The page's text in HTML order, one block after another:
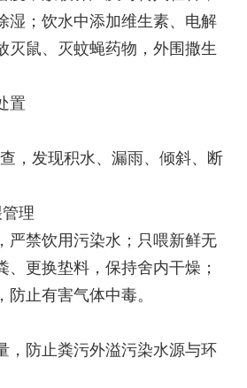
湿；饮水中添加维生素、电解
灭鼠、灭蚊蝇药物，外围撒生
置
发现积水、漏雨、倾斜、断
理
禁饮用污染水；只喂新鲜无
、更换垫料，保持舍内干燥；
止有害气体中毒。
防止粪污外溢污染水源与环